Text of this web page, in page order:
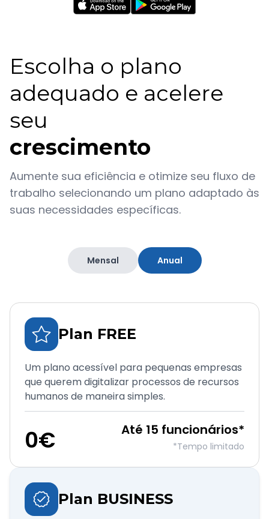
Escolha o plano
adequado e acelere
seu
crescimento
Aumente sua eficiência e otimize seu fluxo de
trabalho selecionando um plano adaptado às
suas necessidades específicas.
Mensal Anual
Plan FREE
Um plano acessível para pequenas empresas
que querem digitalizar processos de recursos
humanos de maneira simples.
0€ Até 15 funcionários*
*Tempo limitado
Plan BUSINESS